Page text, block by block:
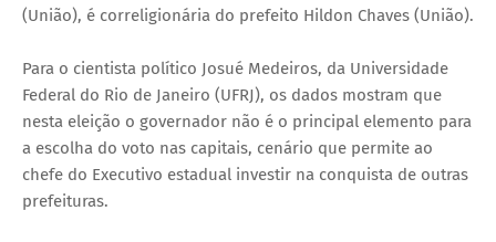
(União), é correligionária do prefeito Hildon Chaves (União).
Para o cientista político Josué Medeiros, da Universidade
Federal do Rio de Janeiro (UFRJ), os dados mostram que
nesta eleição o governador não é o principal elemento para
a escolha do voto nas capitais, cenário que permite ao
chefe do Executivo estadual investir na conquista de outras
prefeituras.